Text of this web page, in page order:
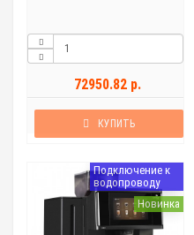
72950.82 р.
КУПИТЬ
Подключение к
водопроводу
Новинка